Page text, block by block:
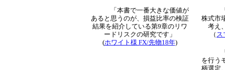
解説」をご提供し
「オプション